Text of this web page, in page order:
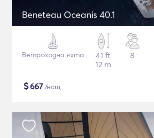
Beneteau Oceanis 40.1
Ветроходна яхта
41 ft
12 m
8
$667 /нощ